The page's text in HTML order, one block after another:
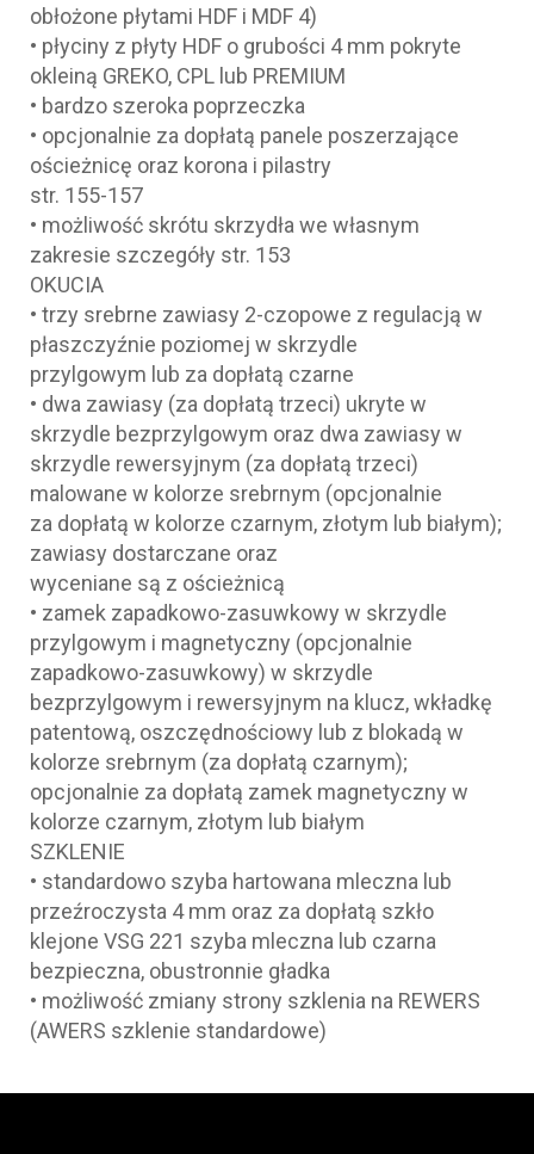
obłożone płytami HDF i MDF 4)
• płyciny z płyty HDF o grubości 4 mm pokryte
okleiną GREKO, CPL lub PREMIUM
• bardzo szeroka poprzeczka
• opcjonalnie za dopłatą panele poszerzające
ościeżnicę oraz korona i pilastry
str. 155-157
• możliwość skrótu skrzydła we własnym
zakresie szczegóły str. 153
OKUCIA
• trzy srebrne zawiasy 2-czopowe z regulacją w
płaszczyźnie poziomej w skrzydle
przylgowym lub za dopłatą czarne
• dwa zawiasy (za dopłatą trzeci) ukryte w
skrzydle bezprzylgowym oraz dwa zawiasy w
skrzydle rewersyjnym (za dopłatą trzeci)
malowane w kolorze srebrnym (opcjonalnie
za dopłatą w kolorze czarnym, złotym lub białym);
zawiasy dostarczane oraz
wyceniane są z ościeżnicą
• zamek zapadkowo-zasuwkowy w skrzydle
przylgowym i magnetyczny (opcjonalnie
zapadkowo-zasuwkowy) w skrzydle
bezprzylgowym i rewersyjnym na klucz, wkładkę
patentową, oszczędnościowy lub z blokadą w
kolorze srebrnym (za dopłatą czarnym);
opcjonalnie za dopłatą zamek magnetyczny w
kolorze czarnym, złotym lub białym
SZKLENIE
• standardowo szyba hartowana mleczna lub
przeźroczysta 4 mm oraz za dopłatą szkło
klejone VSG 221 szyba mleczna lub czarna
bezpieczna, obustronnie gładka
• możliwość zmiany strony szklenia na REWERS
(AWERS szklenie standardowe)